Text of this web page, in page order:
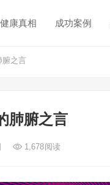
健康真相 成功案例
腑之言
肺腑之言
1,678阅读